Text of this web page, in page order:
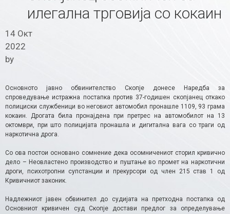
илегална трговија со кокаин
14 Окт
2022
by
Основното јавно обвинителство Скопје донесе Наредба за
спроведување истражна постапка против 37-годишен скопјанец откако
полициски службеници во неговиот автомобил пронашле 1109, 93 грама
кокаин. Дрогата била пронајдена при претрес на автомобилот на 13
октомври, при што полицијата пронашла и дигитална вага со траги од
наркотична дрога.
Со ова постои основано сомнение дека осомничениот сторил кривично
дело – Неовластено производство и пуштање во промет на наркотични
дроги, психотропни супстанции и прекурсори од член 215 став 1 од
Кривичниот законик.
Надлежниот јавен обвинител до судијата на претходна постапка од
Основниот кривичен суд Скопје достави предлог за определување